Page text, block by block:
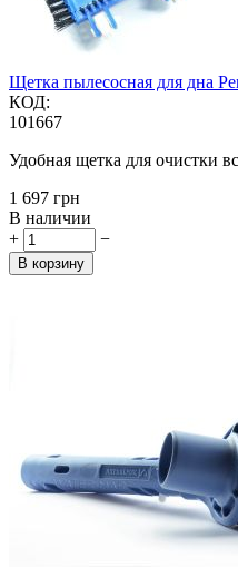
Щетка пылесосная для дна
КОД:
101667
Удобная щетка для очистки
‍1 697‍ грн
В наличии
+
−
В корзину